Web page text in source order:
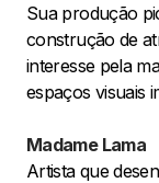
Sua produção
construção de
interesse pela
espaços visuais
Madame Lama
Artista que